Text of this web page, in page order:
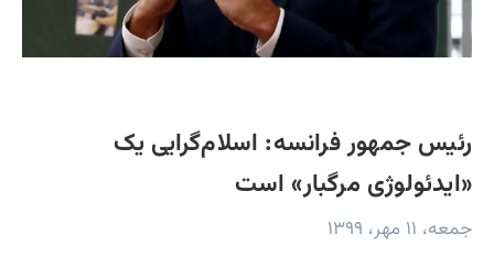
رئیس جمهور فرانسه: اسلام‌گرایی یک
«ایدئولوژی مرگبار» است
جمعه، ۱۱ مهر، ۱۳۹۹